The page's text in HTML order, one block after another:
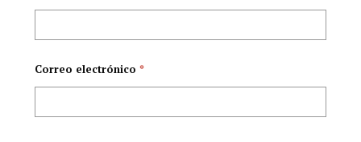
Correo electrónico *